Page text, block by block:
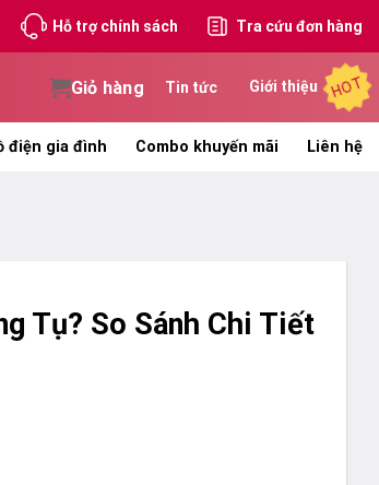
Hỗ trợ chính sách Tra cứu đơn hàng
Giỏ hàng Tin tức Giới thiệu HOT
điện gia đình Combo khuyến mãi Liên hệ
Tụ? So Sánh Chi Tiết